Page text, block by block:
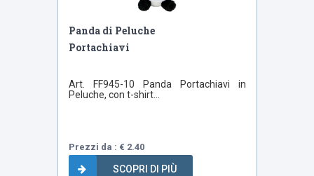
Panda di Peluche
Portachiavi
Art. FF945-10 Panda Portachiavi in
Peluche, con t-shirt...
Prezzi da : € 2.40
SCOPRI DI PIÙ